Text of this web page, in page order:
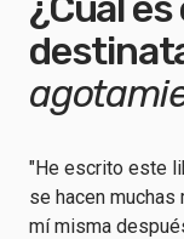
"He escrito este
se hacen muchas
mí misma